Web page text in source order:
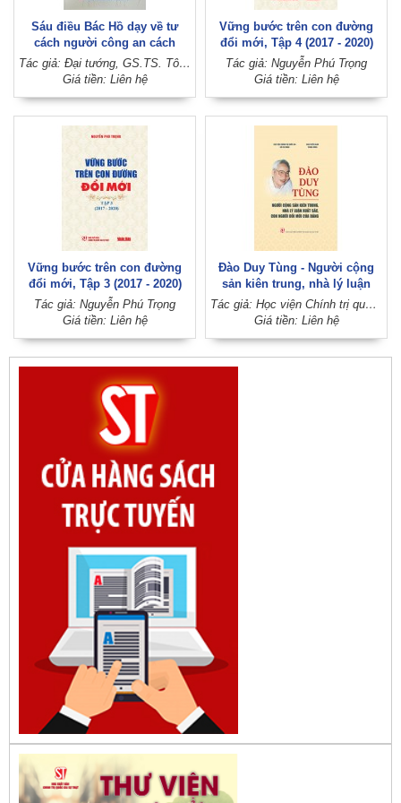
Sáu điều Bác Hồ dạy về tư
cách người công an cách
mệnh - Nền tảng xây dựng lực
lượng Công an nhân dân thật
kỷ nguyên phát triển mới
Tác giả: Đại tướng, GS.TS. Tô Lâm
Giá tiền: Liên hệ
Vững bước trên con đường
đổi mới, Tập 4 (2017 - 2020)
(Xuất bản lần thứ hai)
Tác giả: Nguyễn Phú Trọng
Giá tiền: Liên hệ
Vững bước trên con đường
đổi mới, Tập 3 (2017 - 2020)
(Xuất bản lần thứ hai)
Tác giả: Nguyễn Phú Trọng
Giá tiền: Liên hệ
Đào Duy Tùng - Người cộng
sản kiên trung, nhà lý luận
xuất sắc, con người đổi mới
của Đảng
Tác giả: Học viện Chính trị quốc gia Hồ Chí Minh; Ban Tuyên giáo Trung ương
Giá tiền: Liên hệ